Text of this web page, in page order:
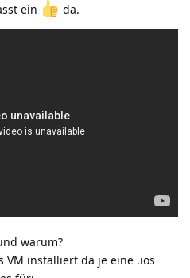
ein
️ da.
warum?
VM installiert da je eine .ios